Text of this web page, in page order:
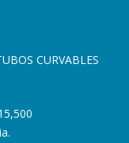
CURVABLES